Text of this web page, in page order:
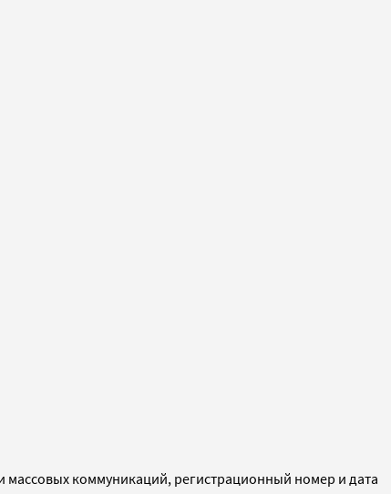
коммуникаций, регистрационный номер и дата